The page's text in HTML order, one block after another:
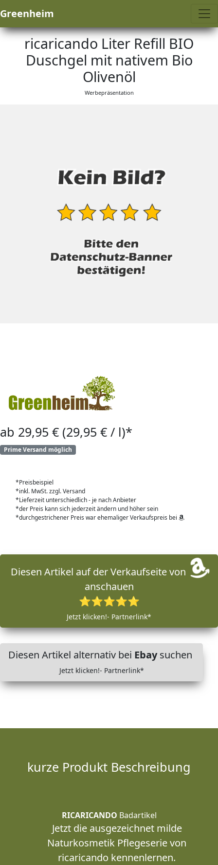
Greenheim
ricaricando Liter Refill BIO
Duschgel mit nativem Bio
Olivenöl
Werbepräsentation
ab 29,95 € (29,95 € / l)*
Prime Versand möglich
*Preisbeispiel
*inkl. MwSt. zzgl. Versand
*Lieferzeit unterschiedlich - je nach Anbieter
*der Preis kann sich jederzeit ändern und höher sein
*durchgestrichener Preis war ehemaliger Verkaufspreis bei
Diesen Artikel auf der Verkaufseite von
anschauen
⭐⭐⭐⭐⭐
Jetzt klicken!- Partnerlink*
Diesen Artikel alternativ bei Ebaysuchen
Jetzt klicken!- Partnerlink*
kurze Produkt Beschreibung
RICARICANDO Badartikel
Jetzt die ausgezeichnet milde
Naturkosmetik Pflegeserie von
ricaricando kennenlernen.